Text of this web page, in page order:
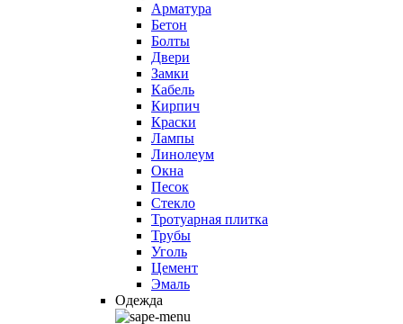
Арматура
Бетон
Болты
Двери
Замки
Кабель
Кирпич
Краски
Лампы
Линолеум
Окна
Песок
Стекло
Тротуарная плитка
Трубы
Уголь
Цемент
Эмаль
Одежда